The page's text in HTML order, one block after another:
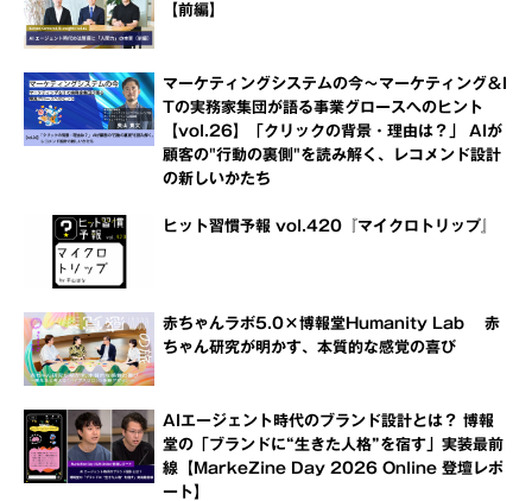
【前編】
マーケティングシステムの今～マーケティング＆I
Tの実務家集団が語る事業グロースへのヒント
【vol.26】「クリックの背景・理由は？」 AIが
顧客の"行動の裏側"を読み解く、レコメンド設計
の新しいかたち
ヒット習慣予報 vol.420『マイクロトリップ』
赤ちゃんラボ5.0×博報堂Humanity Lab 赤
ちゃん研究が明かす、本質的な感覚の喜び
AIエージェント時代のブランド設計とは？ 博報
堂の「ブランドに“生きた人格”を宿す」実装最前
線【MarkeZine Day 2026 Online 登壇レポ
ート】